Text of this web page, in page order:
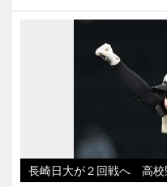
長崎日大が２回戦へ 高校